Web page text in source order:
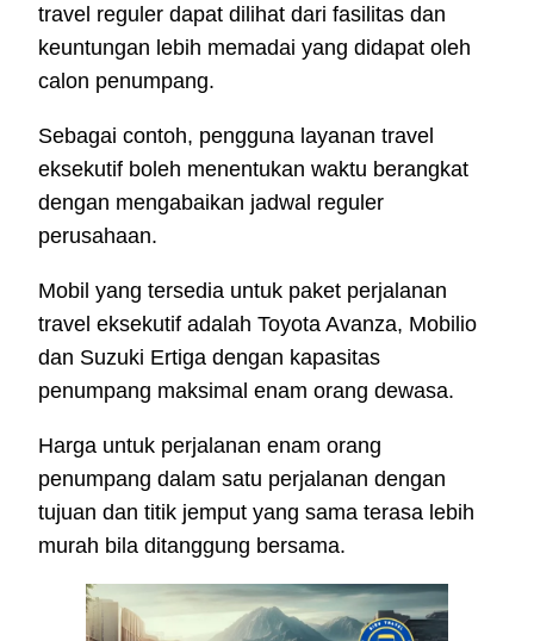
travel reguler dapat dilihat dari fasilitas dan
keuntungan lebih memadai yang didapat oleh
calon penumpang.
Sebagai contoh, pengguna layanan travel
eksekutif boleh menentukan waktu berangkat
dengan mengabaikan jadwal reguler
perusahaan.
Mobil yang tersedia untuk paket perjalanan
travel eksekutif adalah Toyota Avanza, Mobilio
dan Suzuki Ertiga dengan kapasitas
penumpang maksimal enam orang dewasa.
Harga untuk perjalanan enam orang
penumpang dalam satu perjalanan dengan
tujuan dan titik jemput yang sama terasa lebih
murah bila ditanggung bersama.